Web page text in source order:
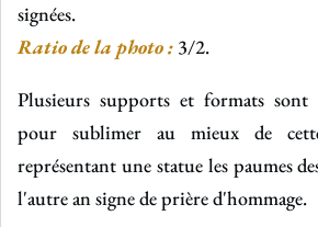
signées.
Ratio de la photo : 3/2.
Plusieurs supports et formats
pour sublimer au mieux de
représentant une statue les paumes
l'autre an signe de prière d'hommage.